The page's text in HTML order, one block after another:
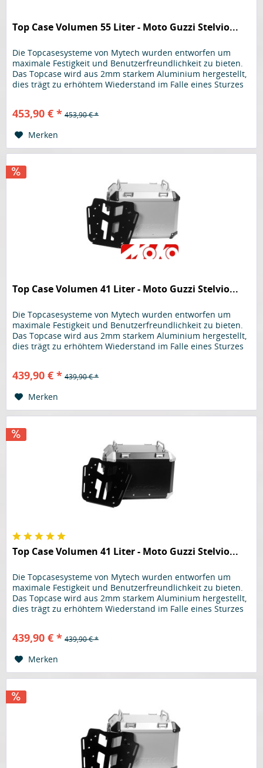
Top Case Volumen 55 Liter - Moto Guzzi Stelvio...
Die Topcasesysteme von Mytech wurden entworfen um
maximale Festigkeit und Benutzerfreundlichkeit zu bieten.
Das Topcase wird aus 2mm starkem Aluminium hergestellt,
dies trägt zu erhöhtem Wiederstand im Falle eines Sturzes
Gehäuse wird kein Kunststoff verwendet, selbst der...
453,90 € * 453,90 € *
Merken
Top Case Volumen 41 Liter - Moto Guzzi Stelvio...
Die Topcasesysteme von Mytech wurden entworfen um
maximale Festigkeit und Benutzerfreundlichkeit zu bieten.
Das Topcase wird aus 2mm starkem Aluminium hergestellt,
dies trägt zu erhöhtem Wiederstand im Falle eines Sturzes
Gehäuse wird kein Kunststoff verwendet, selbst der...
439,90 € * 439,90 € *
Merken
Top Case Volumen 41 Liter - Moto Guzzi Stelvio...
Die Topcasesysteme von Mytech wurden entworfen um
maximale Festigkeit und Benutzerfreundlichkeit zu bieten.
Das Topcase wird aus 2mm starkem Aluminium hergestellt,
dies trägt zu erhöhtem Wiederstand im Falle eines Sturzes
Gehäuse wird kein Kunststoff verwendet, selbst der...
439,90 € * 439,90 € *
Merken